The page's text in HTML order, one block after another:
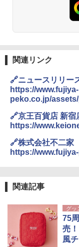
送
関連リンク
🔗ニュースリリー
https://www.fujiya-
peko.co.jp/
🔗京王百貨店 新宿
https://
🔗株式会社不二家
https://
関連記事
グッ
75
売
風